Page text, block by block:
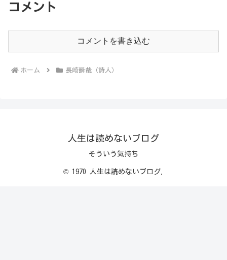
コメント
コメントを書き込む
ホーム 長崎瞬哉（詩人）
人生は読めないブログ
そういう気持ち
© 1970 人生は読めないブログ.